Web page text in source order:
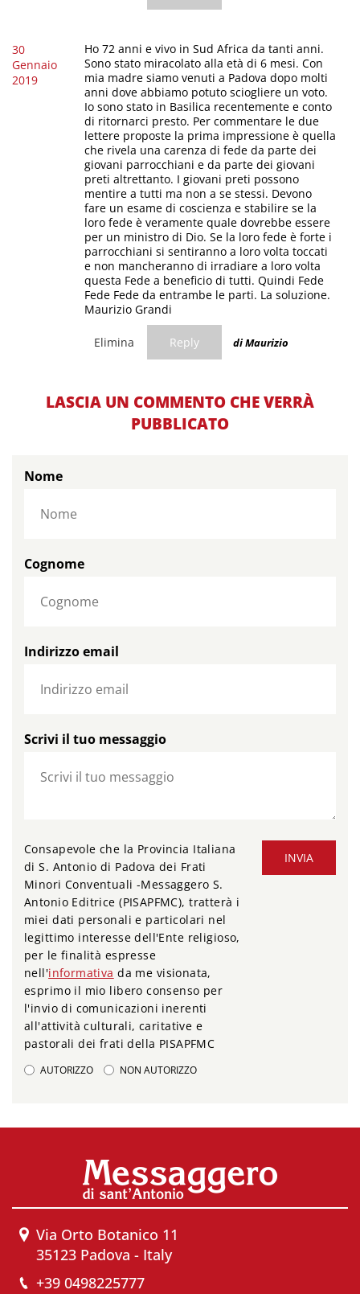
30
Gennaio
2019
Ho 72 anni e vivo in Sud Africa da tanti anni.
Sono stato miracolato alla età di 6 mesi. Con
mia madre siamo venuti a Padova dopo molti
anni dove abbiamo potuto sciogliere un voto.
Io sono stato in Basilica recentemente e conto
di ritornarci presto. Per commentare le due
lettere proposte la prima impressione è quella
che rivela una carenza di fede da parte dei
giovani parrocchiani e da parte dei giovani
preti altrettanto. I giovani preti possono
mentire a tutti ma non a se stessi. Devono
fare un esame di coscienza e stabilire se la
loro fede è veramente quale dovrebbe essere
per un ministro di Dio. Se la loro fede è forte i
parrocchiani si sentiranno a loro volta toccati
e non mancheranno di irradiare a loro volta
questa Fede a beneficio di tutti. Quindi Fede
Fede Fede da entrambe le parti. La soluzione.
Maurizio Grandi
Elimina Reply di Maurizio
LASCIA UN COMMENTO CHE VERRÀ
PUBBLICATO
Nome
Cognome
Indirizzo email
Scrivi il tuo messaggio
INVIA
Consapevole che la Provincia Italiana
di S. Antonio di Padova dei Frati
Minori Conventuali -Messaggero S.
Antonio Editrice (PISAPFMC), tratterà i
miei dati personali e particolari nel
legittimo interesse dell'Ente religioso,
per le finalità espresse
nell'informativa da me visionata,
esprimo il mio libero consenso per
l'invio di comunicazioni inerenti
all'attività culturali, caritative e
pastorali dei frati della PISAPFMC
AUTORIZZO NON AUTORIZZO
Via Orto Botanico 11
35123 Padova - Italy
+39 0498225777